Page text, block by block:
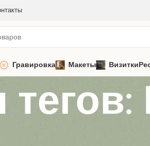
Гравировка Макеты Визитки